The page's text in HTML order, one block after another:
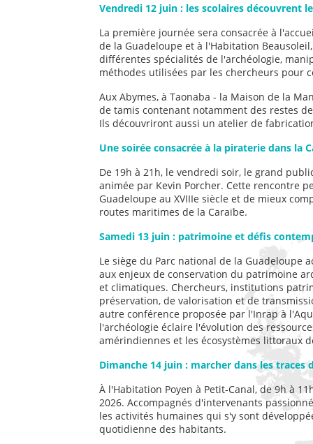
Vendredi 12 juin : les scolaires découvrent
La première journée sera consacrée à
de la Guadeloupe et à l'Habitation
différentes spécialités de l'archéologie,
méthodes utilisées par les chercheurs pour
Aux Abymes, à Taonaba - la Maison de la
de tamis contenant notamment des restes
Ils découvriront aussi un atelier de
Une soirée consacrée à la piraterie dans la
De 19h à 21h, le vendredi soir, le grand
animée par Kevin Porcher. Cette rencontre
Guadeloupe au XVIIIe siècle et de mieux
routes maritimes de la Caraïbe.
Samedi 13 juin : patrimoine et défis
Le siège du Parc national de la Guadeloupe
aux enjeux de conservation du patrimoine
et climatiques. Chercheurs, institutions
préservation, de valorisation et de
autre conférence proposée par l'Inrap à
l'archéologie éclaire l'évolution des
amérindiennes et les écosystèmes littoraux
Dimanche 14 juin : marcher dans les traces
À l'Habitation Poyen à Petit-Canal, de 9h à
2026. Accompagnés d'intervenants
les activités humaines qui s'y sont
quotidienne des habitants.